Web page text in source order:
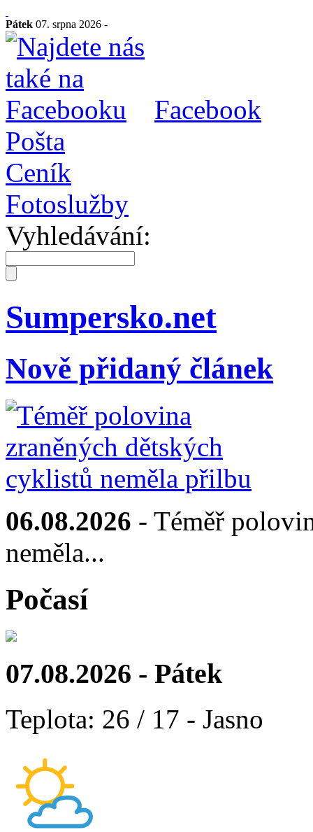
Pátek 07. srpna 2026 -
Facebook
Pošta
Ceník
Fotoslužby
Vyhledávání:
Sumpersko.net
Nově přidaný článek
06.08.2026 - Téměř
neměla...
Počasí
07.08.2026 - Pátek
Teplota: 26 / 17 - Jasno